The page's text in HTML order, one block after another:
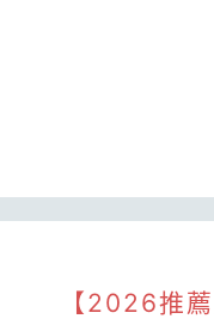
【2026推